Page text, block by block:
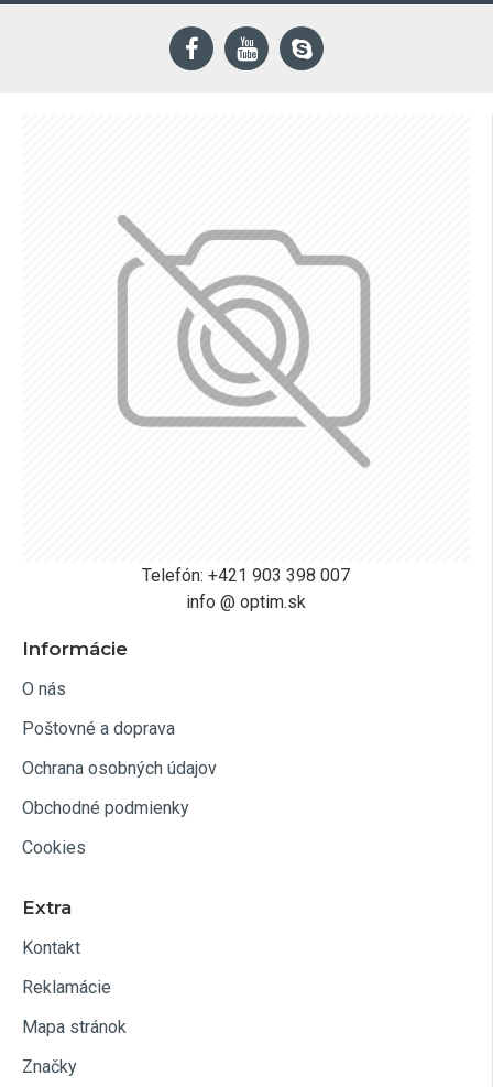
Telefón: +421 903 398 007
info @ optim.sk
Informácie
O nás
Poštovné a doprava
Ochrana osobných údajov
Obchodné podmienky
Cookies
Extra
Kontakt
Reklamácie
Mapa stránok
Značky